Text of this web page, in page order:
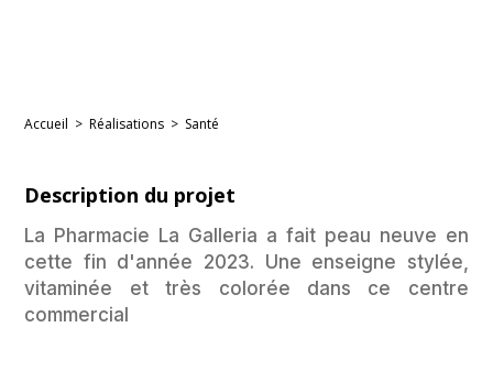
Accueil > Réalisations > Santé
Description du projet
La Pharmacie La Galleria a fait peau neuve en
cette fin d'année 2023. Une enseigne stylée,
vitaminée et très colorée dans ce centre
commercial